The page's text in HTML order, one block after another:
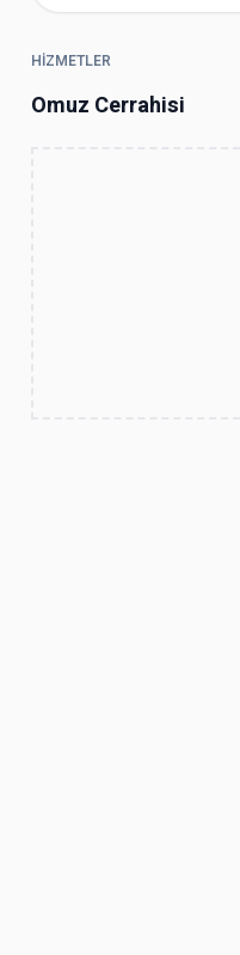
HIZMETLER
Omuz Cerrahisi